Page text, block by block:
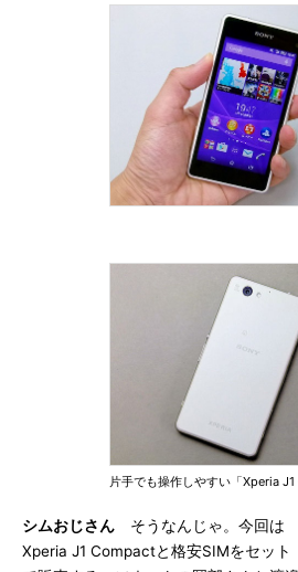
片手でも操作しやすい「Xperia J1
シムおじさん そうなんじゃ。今回は
Xperia J1 Compactと格安SIMをセット